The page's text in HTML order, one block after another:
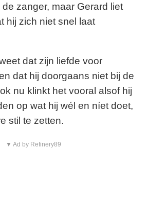
zanger, maar Gerard liet
hij zich niet snel laat
dat zijn liefde voor
dat hij doorgaans niet bij de
nu klinkt het vooral alsof hij
op wat hij wél en níet doet,
stil te zetten.
▼ Ad by Refinery89